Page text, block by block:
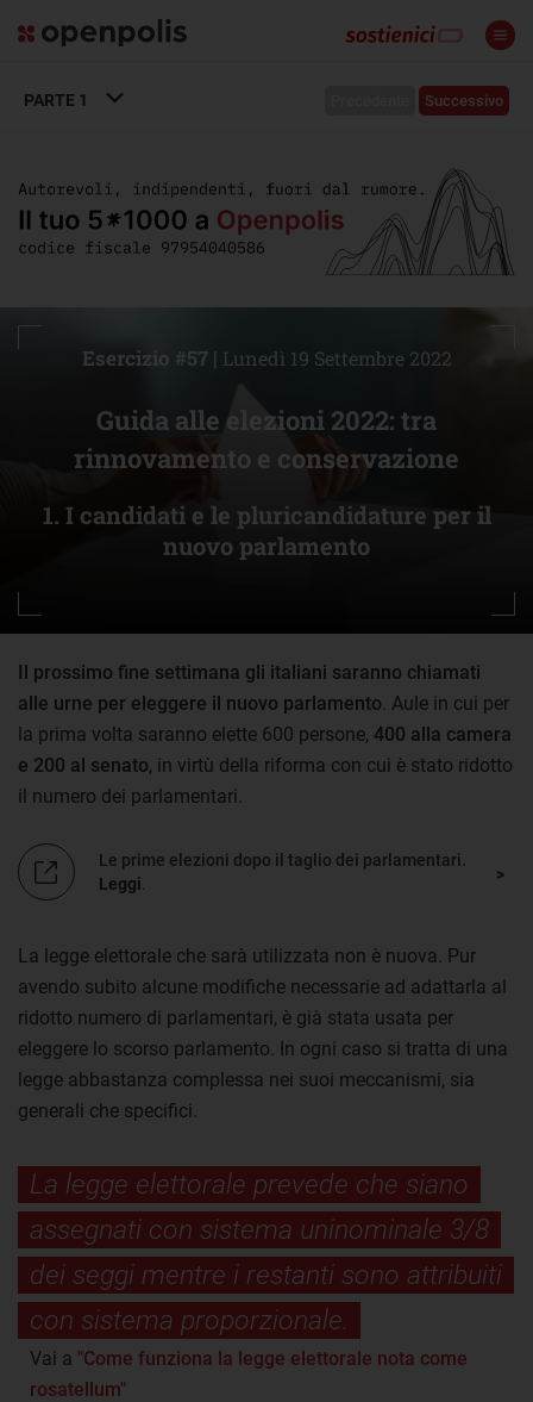
Successivo
PARTE 1
Guida alle elezioni 2022: tra
rinnovamento e conservazione
1. I candidati e le pluricandidature per il
nuovo parlamento
Esercizio #57 | Lunedì 19 Settembre 2022
Il prossimo fine settimana gli italiani saranno chiamati
alle urne per eleggere il nuovo parlamento . Aule in cui per
la prima volta saranno elette 600 persone, 400 alla camera
e 200 al senato, in virtù della riforma con cui è stato ridotto
il numero dei parlamentari.
Le prime elezioni dopo il taglio dei parlamentari.
Leggi
La legge elettorale che sarà utilizzata non è nuova. Pur
avendo subito alcune modifiche necessarie ad adattarla al
ridotto numero di parlamentari, è già stata usata per
eleggere lo scorso parlamento. In ogni caso si tratta di una
legge abbastanza complessa nei suoi meccanismi, sia
generali che specifici.
La legge elettorale prevede che siano
assegnati con sistema uninominale 3/8
dei seggi mentre i restanti sono attribuiti
con sistema proporzionale.
Vai a "Come funziona la legge elettorale nota come
rosatellum"